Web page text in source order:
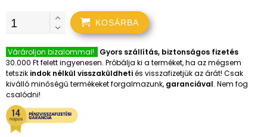
KOSÁRBA
Várároljon bizalommal!
Gyors szállítás, biztonságos fizetés
30.000 Ft felett ingyenesen. Próbálja ki a terméket, ha az mégsem
tetszik indok nélkül visszaküldhetiés visszafizetjük az árát! Csak
kiválló minőségű termékeket forgalmazunk, garanciával. Nem fog
csalódni!